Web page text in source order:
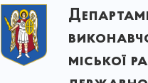
міської